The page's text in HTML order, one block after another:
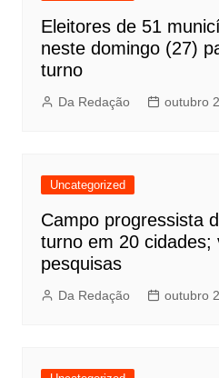
Eleitores de 51
neste domingo (27)
turno
Da Redação outubro
Uncategorized
Campo progressista
turno em 20 cidades;
pesquisas
Da Redação outubro